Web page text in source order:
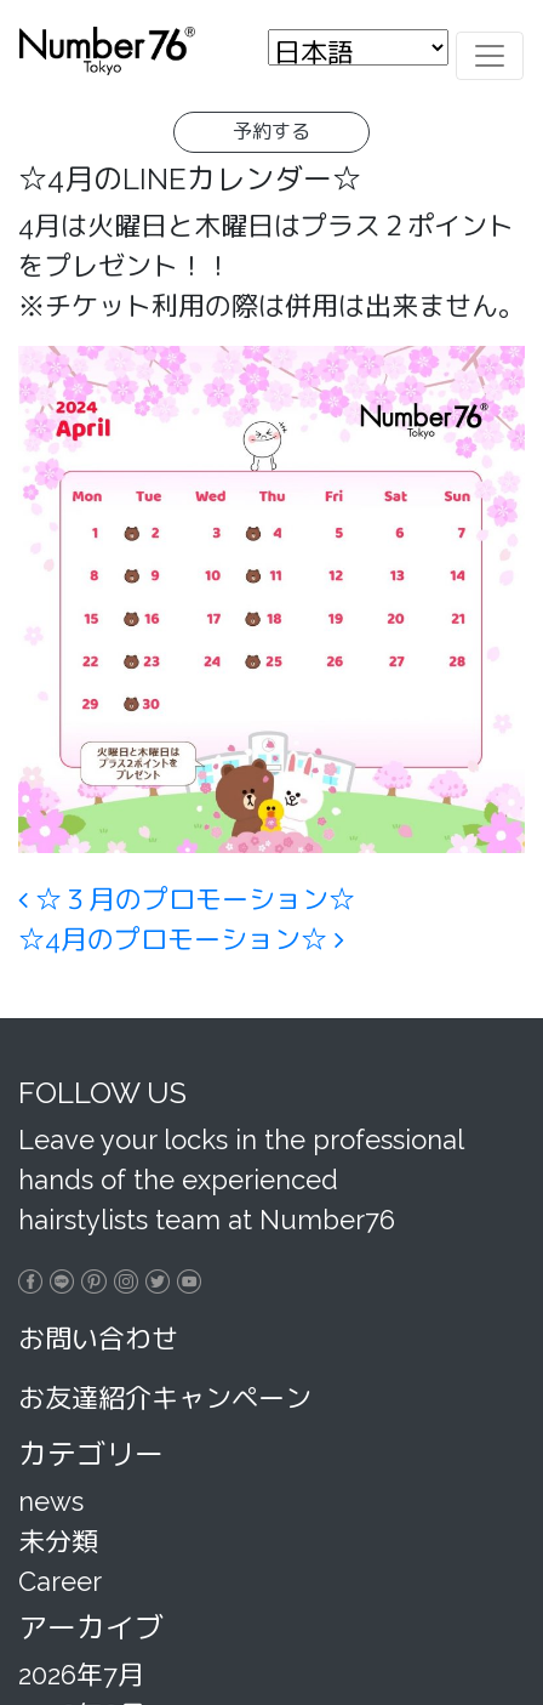
予約する
☆4月のLINEカレンダー☆
4月は火曜日と木曜日はプラス２ポイント
をプレゼント！！
※チケット利用の際は併用は出来ません。
Post navigation
☆３月のプロモーション☆
☆4月のプロモーション☆
FOLLOW US
Leave your locks in the professional
hands of the experienced
hairstylists team at Number76
お問い合わせ
お友達紹介キャンペーン
カテゴリー
news
未分類
Career
アーカイブ
2026年7月